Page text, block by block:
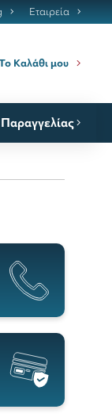
Εταιρεία
Καλάθι μου
Παραγγελίας